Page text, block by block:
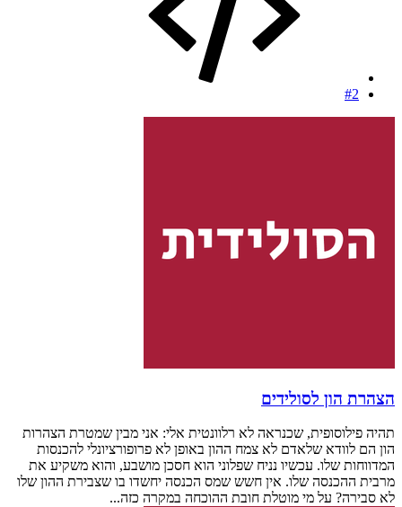
#2
הצהרת הון לסולידים
תהיה פילוסופית, שכנראה לא רלוונטית אלי: אני מבין שמטרת הצהרות
הון הם לוודא שלאדם לא צמח ההון באופן לא פרופורציונלי להכנסות
המדווחות שלו. עכשיו נניח שפלוני הוא חסכן מושבע, והוא משקיע את
מרבית ההכנסה שלו. אין חשש שמס הכנסה יחשדו בו שצבירת ההון שלו
לא סבירה? על מי מוטלת חובת ההוכחה במקרה כזה...